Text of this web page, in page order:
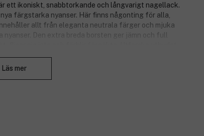
ett ikoniskt, snabbtorkande och långvarigt nagellack.
färgstarka nyanser. Här finns någonting för alla,
allt från eleganta neutrala färger och mjuka
Den extra breda borsten ger jämn och full
Läs mer